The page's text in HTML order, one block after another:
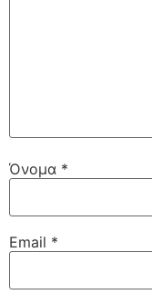
Όνομα *
Email *